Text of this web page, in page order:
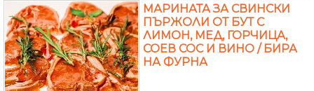
МАРИНАТА ЗА СВИНСКИ
ПЪРЖОЛИ ОТ БУТ С
ЛИМОН, МЕД, ГОРЧИЦА,
СОЕВ СОС И ВИНО / БИРА
НА ФУРНА